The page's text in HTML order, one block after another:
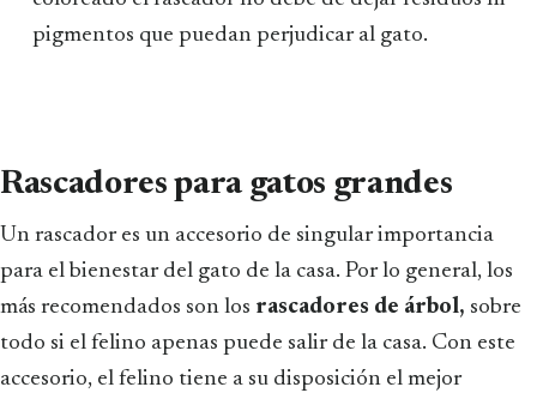
pigmentos que puedan perjudicar al gato.
Rascadores para gatos grandes
Un rascador es un accesorio de singular importancia
para el bienestar del gato de la casa. Por lo general, los
más recomendados son los rascadores de árbol, sobre
todo si el felino apenas puede salir de la casa. Con este
accesorio, el felino tiene a su disposición el mejor